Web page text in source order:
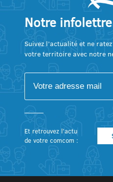
Notre infolettre
Suivez l’actualité et ne
votre territoire avec notre
Et retrouvez l’actu
de votre comcom :